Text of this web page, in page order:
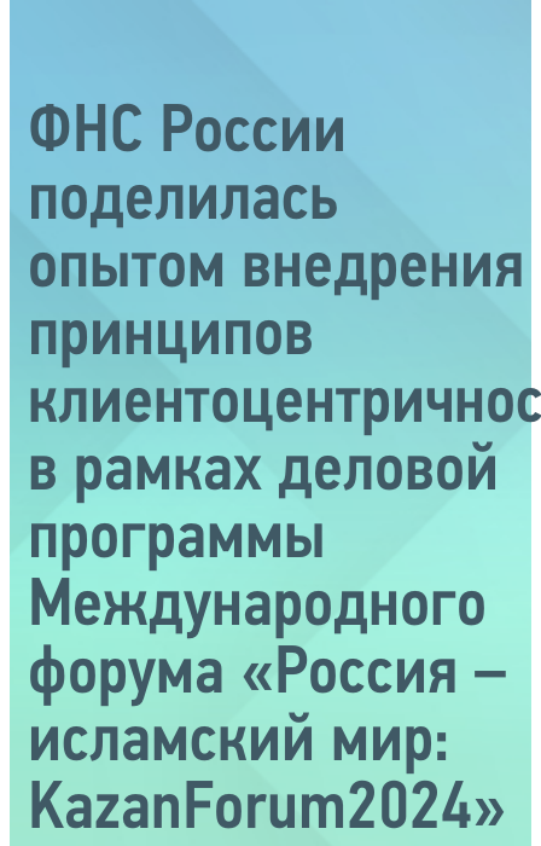
ФНС России
поделилась
опытом внедрения
принципов
в рамках деловой
программы
Международного
форума «Россия –
исламский мир:
KazanForum2024»